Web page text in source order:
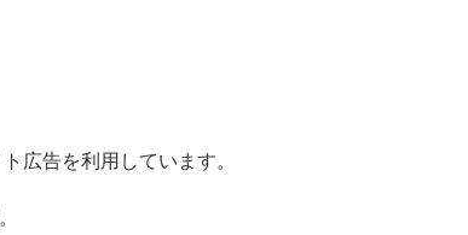
広告を利用しています。